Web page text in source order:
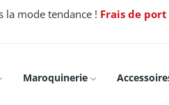
la mode tendance ! Frais de
Maroquinerie